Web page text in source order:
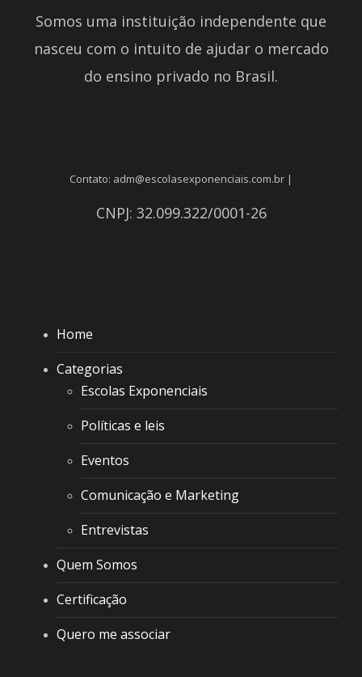
Somos uma instituição independente que
nasceu com o intuito de ajudar o mercado
do ensino privado no Brasil.
Contato: adm@escolasexponenciais.com.br |
CNPJ: 32.099.322/0001-26
Home
Categorias
Escolas Exponenciais
Políticas e leis
Eventos
Comunicação e Marketing
Entrevistas
Quem Somos
Certificação
Quero me associar